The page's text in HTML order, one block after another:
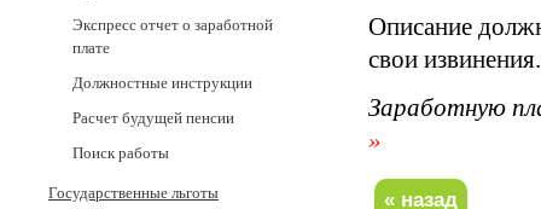
Экспресс отчет о заработной
плате
Должностные инструкции
Расчет будущей пенсии
Поиск работы
Государственные льготы
Описание
свои извинения.
Заработную
»